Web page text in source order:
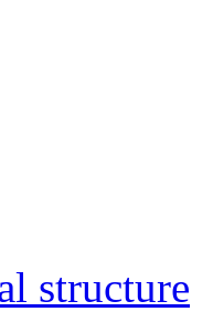
structure